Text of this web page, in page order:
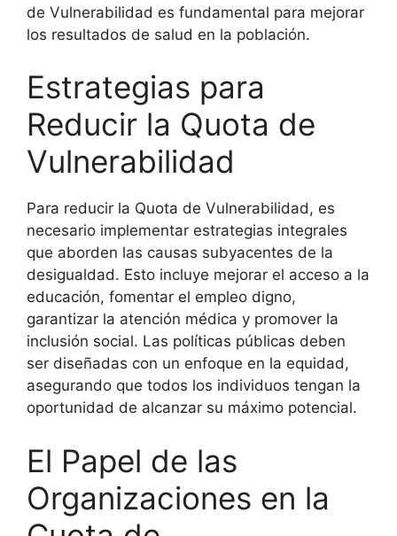
de Vulnerabilidad es fundamental para mejorar
los resultados de salud en la población.
Estrategias para
Reducir la Quota de
Vulnerabilidad
Para reducir la Quota de Vulnerabilidad, es
necesario implementar estrategias integrales
que aborden las causas subyacentes de la
desigualdad. Esto incluye mejorar el acceso a la
educación, fomentar el empleo digno,
garantizar la atención médica y promover la
inclusión social. Las políticas públicas deben
ser diseñadas con un enfoque en la equidad,
asegurando que todos los individuos tengan la
oportunidad de alcanzar su máximo potencial.
El Papel de las
Organizaciones en la